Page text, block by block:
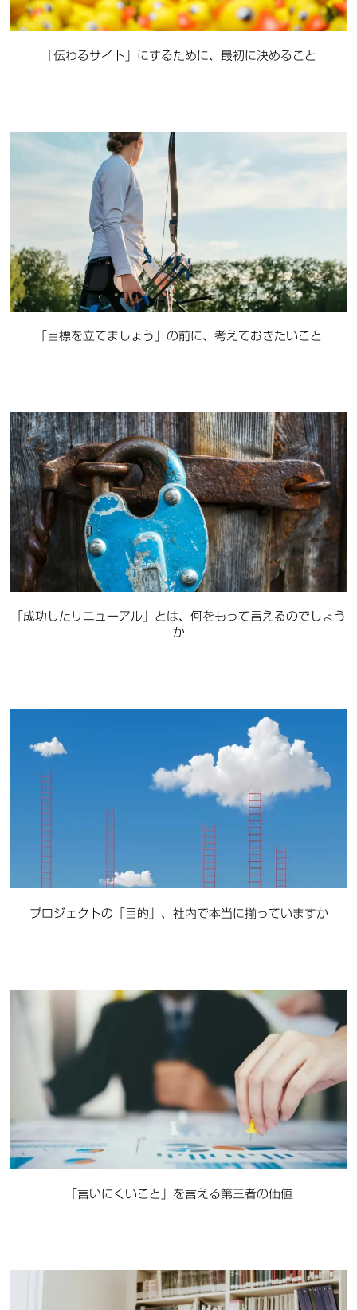
「伝わるサイト」にするために、最初に決めること
「目標を立てましょう」の前に、考えておきたいこと
「成功したリニューアル」とは、何をもって言えるのでしょう
か
プロジェクトの「目的」、社内で本当に揃っていますか
「言いにくいこと」を言える第三者の価値